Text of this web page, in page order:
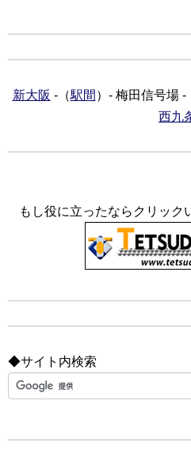
新大阪 -（駅間 ）- 梅田信号場 -
西九
もし役に立ったならクリック
◆サイト内検索